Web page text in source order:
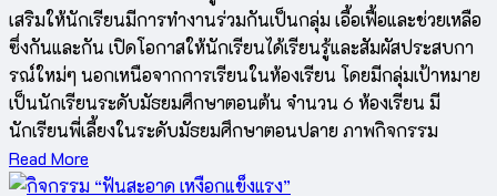
เสริมให้นักเรียนมีการทำงานร่วมกันเป็นกลุ่ม เอื้อเฟื้อและช่วยเหลือ
ซึ่งกันและกัน เปิดโอกาสให้นักเรียนได้เรียนรู้และสัมผัสประสบกา
รณ์ใหม่ๆ นอกเหนือจากการเรียนในห้องเรียน โดยมีกลุ่มเป้าหมาย
เป็นนักเรียนระดับมัธยมศึกษาตอนต้น จำนวน 6 ห้องเรียน มี
นักเรียนพี่เลี้ยงในระดับมัธยมศึกษาตอนปลาย ภาพกิจกรรม
Read More